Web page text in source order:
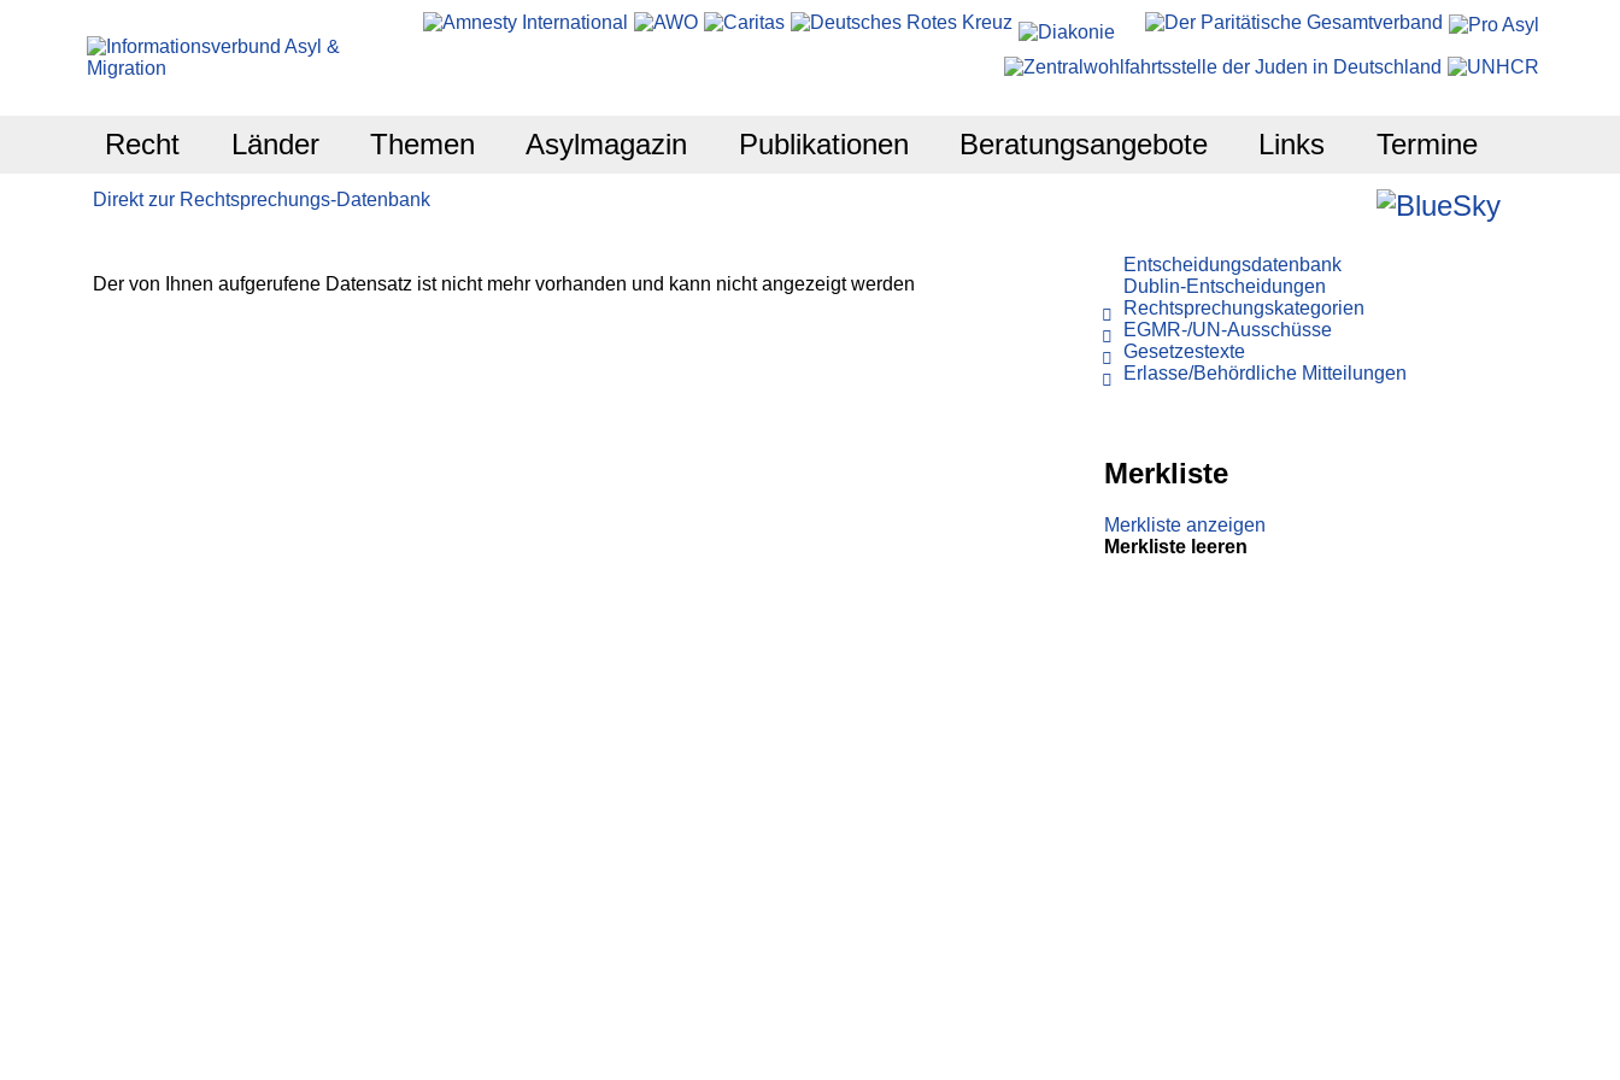
Recht Länder Themen Asylmagazin Publikationen Beratungsangebote Links Termine
Direkt zur Rechtsprechungs-Datenbank
Der von Ihnen aufgerufene Datensatz ist nicht mehr vorhanden und kann nicht angezeigt werden
Entscheidungsdatenbank
Dublin-Entscheidungen
Rechtsprechungskategorien
EGMR-/UN-Ausschüsse
Gesetzestexte
Erlasse/Behördliche Mitteilungen
Merkliste
Merkliste anzeigen
Merkliste leeren